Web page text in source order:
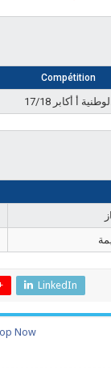
Compétition
الوطنية أ أكابر 17/18
LinkedIn